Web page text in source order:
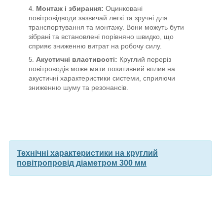
Монтаж і збирання: Оцинковані
повітровідводи зазвичай легкі та зручні для
транспортування та монтажу. Вони можуть бути
зібрані та встановлені порівняно швидко, що
сприяє зниженню витрат на робочу силу.
Акустичні властивості: Круглий переріз
повітроводів може мати позитивний вплив на
акустичні характеристики системи, сприяючи
зниженню шуму та резонансів.
Технічні характеристики на круглий
повітропровід діаметром 300 мм